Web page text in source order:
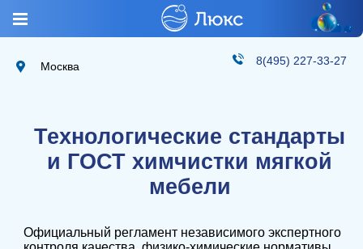
Москва 8(495) 227-33-27
Технологические стандарты
и ГОСТ химчистки мягкой
мебели
Официальный регламент независимого экспертного